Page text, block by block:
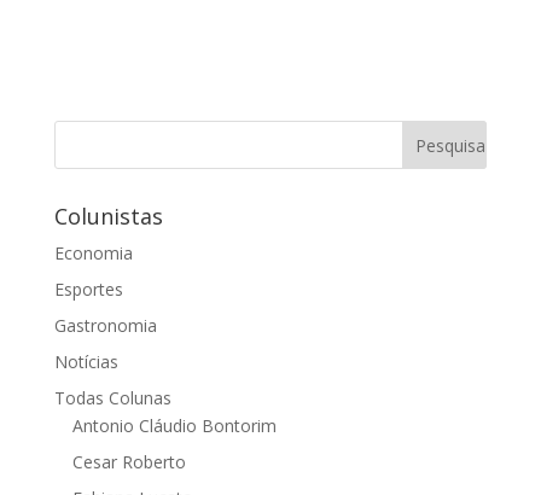
Colunistas
Economia
Esportes
Gastronomia
Notícias
Todas Colunas
Antonio Cláudio Bontorim
Cesar Roberto